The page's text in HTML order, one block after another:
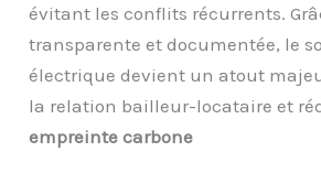
évitant les conflits récurrents.
transparente et documentée, le
électrique devient un atout
la relation bailleur-locataire et
empreinte carbone